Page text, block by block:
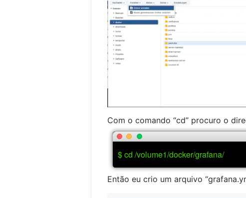
Com o comando “cd” procuro o
$ cd /volume1/docker/grafana/
Então eu crio um arquivo